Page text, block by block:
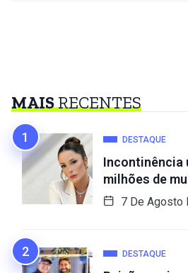
MAISRECENTES
DESTAQUE
Incontinência
milhões de
7 De Agosto
DESTAQUE